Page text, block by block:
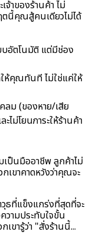
าของร้านค้า ไม่
นี้คุณสู้คนเดียวไม่ได้
อัตโนมัติ แต่มีช่อง
ห้คุณทันที ไม่ใช่แค่ให้
ลม (ของหาย/เสีย
ไม่โยนภาระให้ร้านค้า
ป็นมืออาชีพ ลูกค้าไม่
ขาคาดหวังว่าคุณจะ
วุธที่แข็งแกร่งที่สุดที่จะ
วามประทับใจขั้น
เขารู้ว่า "สั่งร้านนี้...